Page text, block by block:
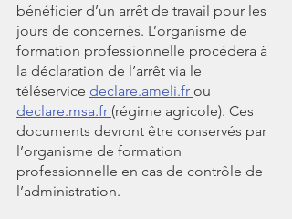
bénéficier d’un arrêt de travail pour les
jours de concernés. L’organisme de
formation professionnelle procédera à
la déclaration de l’arrêt via le
téléservice declare.ameli.fr ou
declare.msa.fr (régime agricole). Ces
documents devront être conservés par
l’organisme de formation
professionnelle en cas de contrôle de
l’administration.